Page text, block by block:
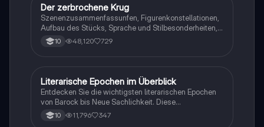
Deutsch
Der zerbrochene Krug
Szenenzusammenfassunfen, Figurenkonstellationen,
Aufbau des Stücks, Sprache und Stilbesonderheiten,
Aussageabsicht, Thematik, Interpretation
10 48,120 729
Deutsch
Literarische Epochen im Überblick
Entdecken Sie die wichtigsten literarischen Epochen
von Barock bis Neue Sachlichkeit. Diese
Zusammenfassung behandelt zentrale Themen,
Autoren und Merkmale der Epochen wie Aufklärung,
10 11,796 347